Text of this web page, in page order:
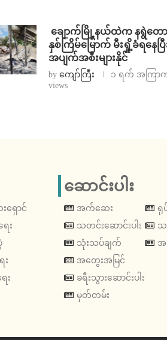
ချောက်မြို့နယ်ထဲက နရွဲတော
နှစ်ကြိမ်မြောက် မီးရှို့ခံရနေပြီ
အပျက်အစီးများနိုင်
by ကျော်ကြီး ၁ ရက် အကြာ
views
ရှောင်
ေး
း
း
ဆောင်းပါး
အက်ဆေး
သတင်းဆောင်းပါး
သုံးသပ်ချက်
အတွေးအမြင်
ခရီးသွားဆောင်းပါး
မှတ်တမ်း
ရု
သ
အ